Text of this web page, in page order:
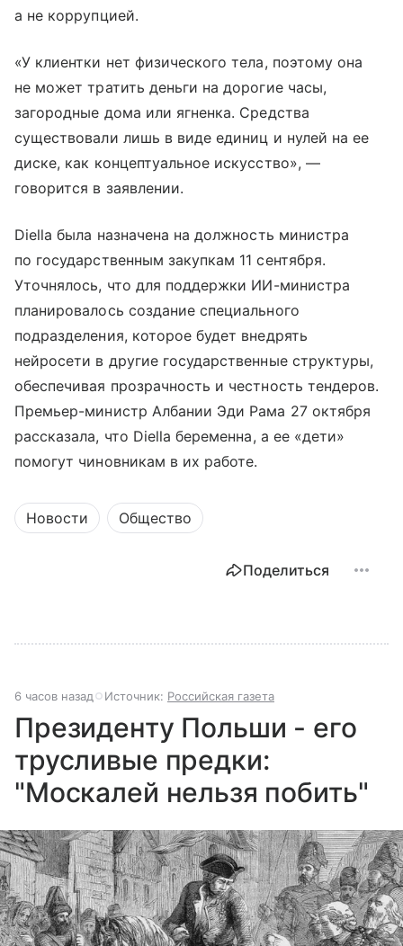
а не коррупцией.
«У клиентки нет физического тела, поэтому она
не может тратить деньги на дорогие часы,
загородные дома или ягненка. Средства
существовали лишь в виде единиц и нулей на ее
диске, как концептуальное искусство», —
говорится в заявлении.
Diella была назначена на должность министра
по государственным закупкам 11 сентября.
Уточнялось, что для поддержки ИИ-министра
планировалось создание специального
подразделения, которое будет внедрять
нейросети в другие государственные структуры,
обеспечивая прозрачность и честность тендеров.
Премьер-министр Албании Эди Рама 27 октября
рассказала, что Diella беременна, а ее «дети»
помогут чиновникам в их работе.
Новости Общество
Поделиться
6 часов назад Источник: Российская газета
Президенту Польши - его
трусливые предки:
"Москалей нельзя побить"